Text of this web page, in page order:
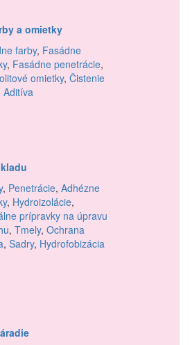
a omietky
farby, Fasádne
, Fasádne penetrácie,
omietky, Čistenie
Aditíva
, Penetrácie, Adhézne
, Hydroizolácie,
prípravky na úpravu
, Tmely, Ochrana
, Sadry, Hydrofobizácia